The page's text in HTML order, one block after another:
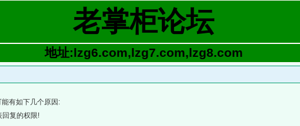
老掌柜论坛
地址:lzg6.com,lzg7.com,lzg8.com
有如下几个原因:
回复的权限!